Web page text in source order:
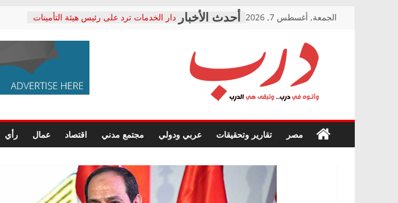
الجمعة, أغسطس 7, 2026
دار الخدمات ترد على رئيس هيئة التأمينات
معاناة أصحاب المعاشات.. ونطالب بكشف
فرحات سليمان يكتب: القطاع الصحي إلى
حزب التحالف الشعبي يطلق لجنة “الحق
صور .. اعتماد الرسومات النهائية للقرار
الوزاري لمدينة الصحفيين.. وانتهاء أعمال
إنشاء المبنى الإداري
متابعة قضية الدكتور محمد زهران.. ويؤكد:
قرينة البراءة وضمانات المحاكمة العادلة
حق أصيل
درب
في
درب..
مصر تقارير وتحقيقات عربي ودولي مجتمع مدني اقتصاد عمال رأي